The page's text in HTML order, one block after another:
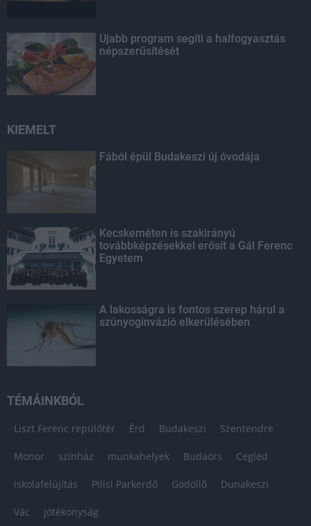
Újabb program segíti a halfogyasztás
népszerűsítését
KIEMELT
Fából épül Budakeszi új óvodája
Kecskeméten is szakirányú
továbbképzésekkel erősít a Gál Ferenc
Egyetem
A lakosságra is fontos szerep hárul a
szúnyoginvázió elkerülésében
TÉMÁINKBÓL
Liszt Ferenc repülőtér Érd Budakeszi Szentendre
Monor színház munkahelyek Budaörs Cegléd
iskolafelújítás Pilisi Parkerdő Gödöllő Dunakeszi
Vác jótékonyság